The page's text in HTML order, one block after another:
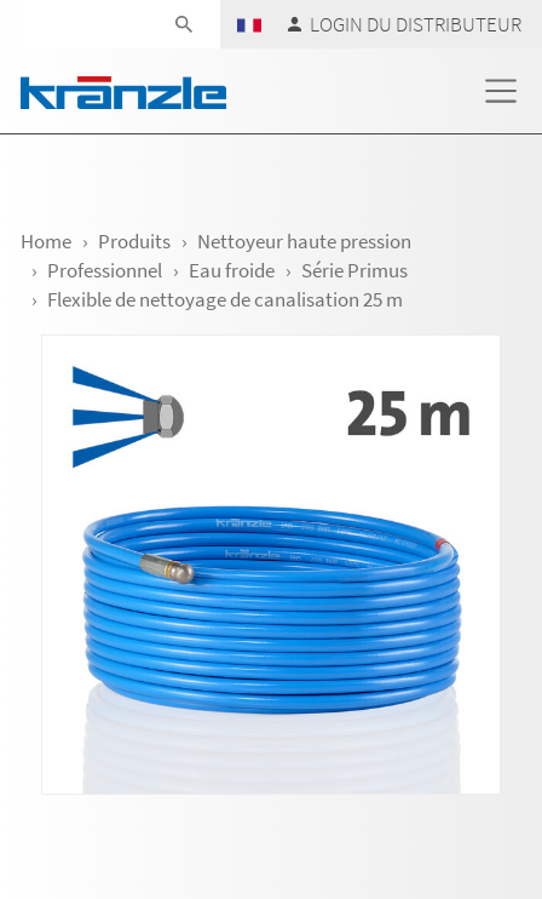
LOGIN DU DISTRIBUTEUR
Home Produits
Nettoyeur haute pression
Professionnel
Eau froide
Série Primus
Flexible de nettoyage de canalisation 25 m